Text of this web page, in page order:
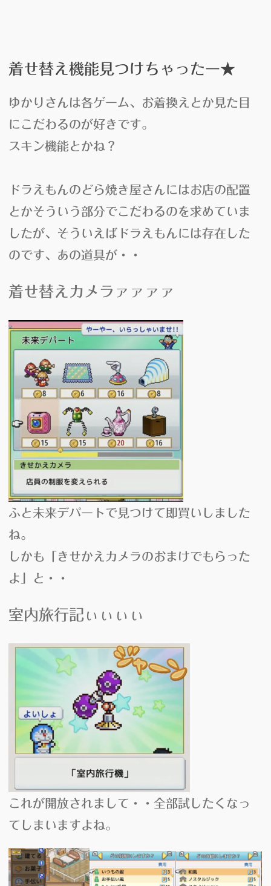
着せ替え機能見つけちゃったー★
ゆかりさんは各ゲーム、 お着換え とか見た目
にこだわるのが好きです。
スキン機能 とかね？
ドラえもんのどら焼き屋さんにはお店の配置
とかそういう部分でこだわるのを求めていま
したが、そういえばドラえもんには存在した
のです、あの道具が・・
着せ替えカメラ ァァァァ
ふと未来デパートで見つけて即買いしました
ね。
しかも「
きせかえカメラのおまけでもらった
よ」と・・
室内旅行記 ぃぃぃぃ
これが開放されまして・・全部試したくなっ
てしまいますよね。